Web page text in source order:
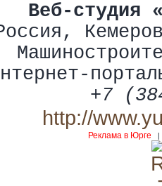
Веб-студия
,
+7
http://
Реклама в Юрге